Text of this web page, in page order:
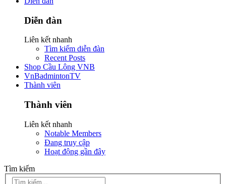
Diễn đàn
Liên kết nhanh
Tìm kiếm diễn đàn
Recent Posts
Shop Cầu Lông VNB
VnBadmintonTV
Thành viên
Thành viên
Liên kết nhanh
Notable Members
Đang truy cập
Hoạt động gần đây
Tìm kiếm